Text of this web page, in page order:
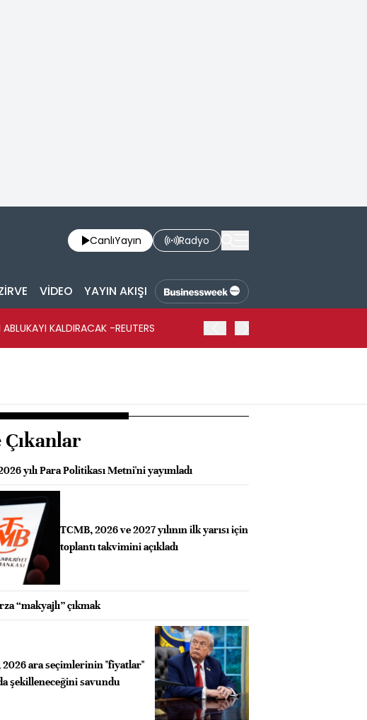
CanlıYayın Radyo
VİDEO YAYIN AKIŞI
KALDIRACAK -REUTERS
Çıkanlar
yılı Para Politikası Metni'ni yayımladı
TCMB, 2026 ve 2027 yılının ilk yarısı için
toplantı takvimini açıkladı
“makyajlı” çıkmak
ara seçimlerinin "fiyatlar"
şekilleneceğini savundu